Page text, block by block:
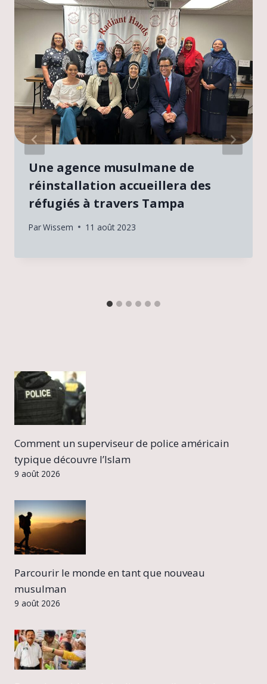
Une agence musulmane de
réinstallation accueillera des
réfugiés à travers Tampa
ParWissem 11 août 2023
Comment un superviseur de police américain
typique découvre l’Islam
9 août 2026
Parcourir le monde en tant que nouveau
musulman
9 août 2026